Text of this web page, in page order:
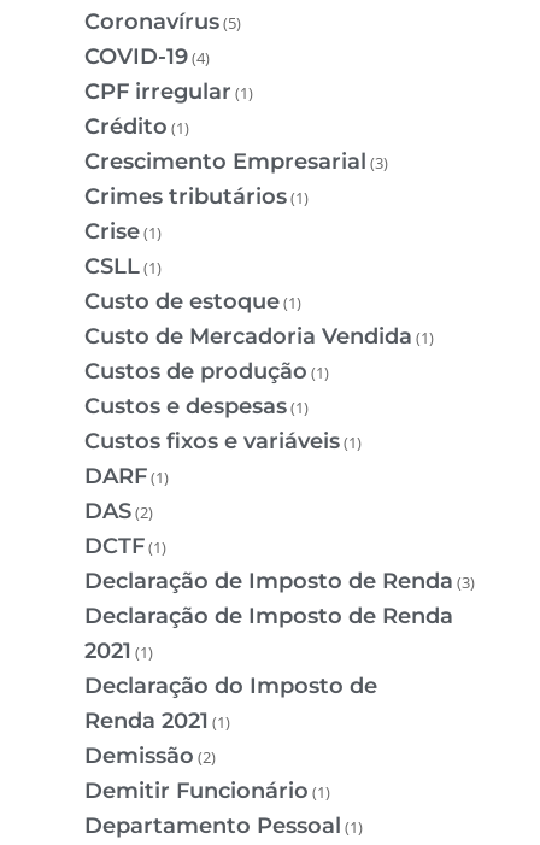
Coronavírus(5)
COVID-19(4)
CPF irregular (1)
Crédito (1)
Crescimento Empresarial (3)
Crimes tributários(1)
Crise(1)
CSLL(1)
Custo de estoque(1)
Custo de Mercadoria Vendida (1)
Custos de produção (1)
Custos e despesas(1)
Custos fixos e variáveis(1)
DARF(1)
DAS(2)
DCTF(1)
Declaração de Imposto de Renda (3)
Declaração de Imposto de Renda
2021 (1)
Declaração do Imposto de
Renda 2021 (1)
Demissão (2)
Demitir Funcionário (1)
Departamento Pessoal (1)